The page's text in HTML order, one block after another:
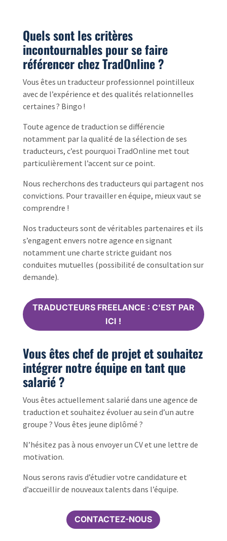
Quels sont les critères
incontournables pour se faire
référencer chez TradOnline ?
Vous êtes un traducteur professionnel pointilleux
avec de l’expérience et des qualités relationnelles
certaines ? Bingo !
Toute agence de traduction se différencie
notamment par la qualité de la sélection de ses
traducteurs, c’est pourquoi TradOnline met tout
particulièrement l’accent sur ce point.
Nous recherchons des traducteurs qui partagent nos
convictions. Pour travailler en équipe, mieux vaut se
comprendre !
Nos traducteurs sont de véritables partenaires et ils
s’engagent envers notre agence en signant
notamment une charte stricte guidant nos
conduites mutuelles (possibilité de consultation sur
demande).
TRADUCTEURS FREELANCE : C'EST PAR
ICI !
Vous êtes chef de projet et souhaitez
intégrer notre équipe en tant que
salarié ?
Vous êtes actuellement salarié dans une agence de
traduction et souhaitez évoluer au sein d’un autre
groupe ? Vous êtes jeune diplômé ?
N’hésitez pas à nous envoyer un CV et une lettre de
motivation.
Nous serons ravis d’étudier votre candidature et
d’accueillir de nouveaux talents dans l’équipe.
CONTACTEZ-NOUS